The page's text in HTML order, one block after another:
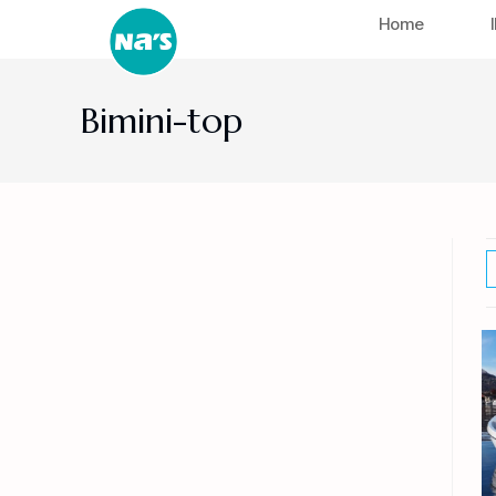
Home
Bimini-top